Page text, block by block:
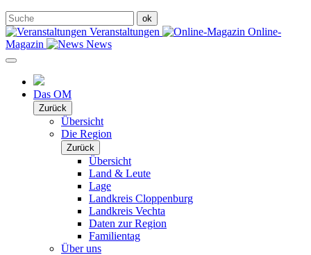
Veranstaltungen
Online-
Magazin
News
Das OM
Zurück
Übersicht
Die Region
Zurück
Übersicht
Land & Leute
Lage
Landkreis Cloppenburg
Landkreis Vechta
Daten zur Region
Familientag
Über uns